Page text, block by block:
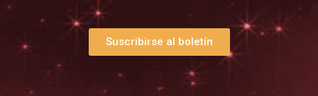
Suscribirse al boletín